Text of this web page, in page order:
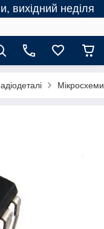
вихідний неділя
Мікросхеми